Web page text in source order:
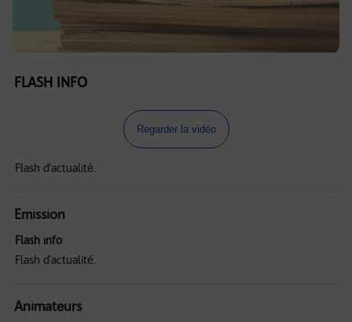
FLASH INFO
Regarder la vidéo
Flash d'actualité.
Emission
Flash info
Flash d'actualité.
Animateurs